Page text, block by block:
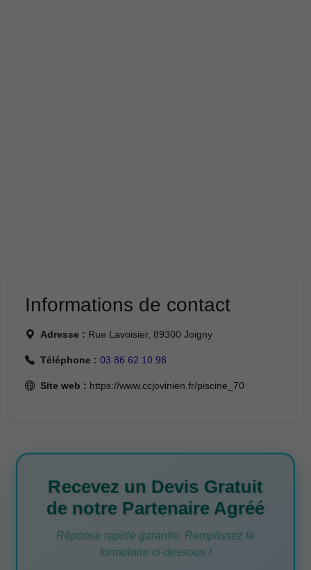
Informations de contact
Adresse : Rue Lavoisier, 89300 Joigny
Téléphone : 03 86 62 10 98
Site web : https://www.ccjovinien.fr/piscine_70
Recevez un Devis Gratuit
de notre Partenaire Agréé
Réponse rapide garantie. Remplissez le
formulaire ci-dessous !